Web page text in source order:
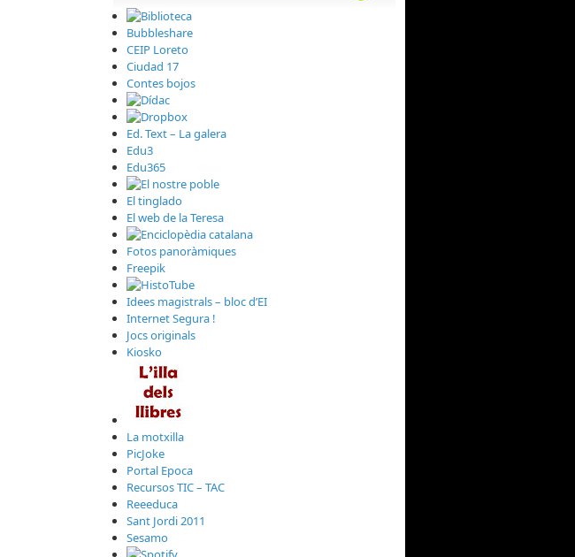
Bubbleshare
CEIP Loreto
Ciudad 17
Contes bojos
Ed. Text – La galera
Edu3
Edu365
El tinglado
El web de la Teresa
Fotos panoràmiques
Freepik
Idees magistrals – bloc d’EI
Internet Segura !
Jocs originals
Kiosko
La motxilla
PicJoke
Portal Epoca
Recursos TIC – TAC
Reeeduca
Sant Jordi 2011
Sesamo